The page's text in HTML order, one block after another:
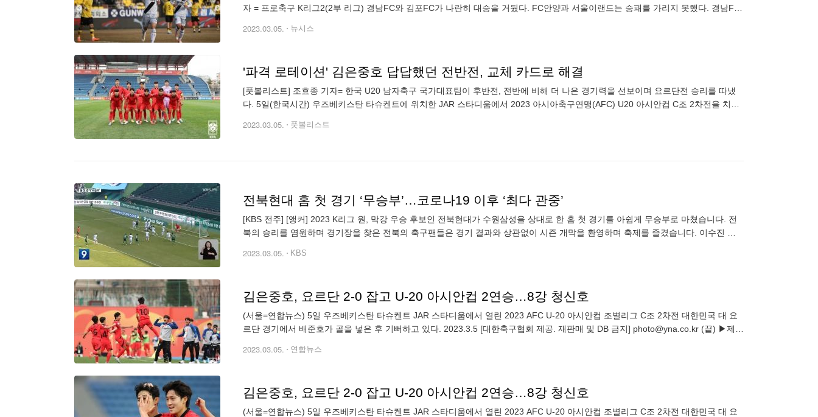
자 = 프로축구 K리그2(2부 리그) 경남FC와 김포FC가 나란히 대승을 거뒀다. FC안양과 서울이랜드는 승패를 가리지 못했다. 경남FC
2023.03.05. 뉴시스
'파격 로테이션' 김은중호 답답했던 전반전, 교체 카드로 해결
[풋볼리스트] 조효종 기자= 한국 U20 남자축구 국가대표팀이 후반전, 전반에 비해 더 나은 경기력을 선보이며 요르단전 승리를 따냈
다. 5일(한국시간) 우즈베키스탄 타슈켄트에 위치한 JAR 스타디움에서 2023 아시아축구연맹(AFC) U20 아시안컵 C조 2차전을 치른
2023.03.05. 풋볼리스트
전북현대 홈 첫 경기 ‘무승부’…코로나19 이후 ‘최다 관중’
[KBS 전주] [앵커] 2023 K리그 원, 막강 우승 후보인 전북현대가 수원삼성을 상대로 한 홈 첫 경기를 아쉽게 무승부로 마쳤습니다. 전
북의 승리를 염원하며 경기장을 찾은 전북의 축구팬들은 경기 결과와 상관없이 시즌 개막을 환영하며 축제를 즐겼습니다. 이수진 기
2023.03.05. KBS
김은중호, 요르단 2-0 잡고 U-20 아시안컵 2연승…8강 청신호
(서울=연합뉴스) 5일 우즈베키스탄 타슈켄트 JAR 스타디움에서 열린 2023 AFC U-20 아시안컵 조별리그 C조 2차전 대한민국 대 요
르단 경기에서 배준호가 골을 넣은 후 기뻐하고 있다. 2023.3.5 [대한축구협회 제공. 재판매 및 DB 금지] photo@yna.co.kr (끝) ▶제보
2023.03.05. 연합뉴스
김은중호, 요르단 2-0 잡고 U-20 아시안컵 2연승…8강 청신호
(서울=연합뉴스) 5일 우즈베키스탄 타슈켄트 JAR 스타디움에서 열린 2023 AFC U-20 아시안컵 조별리그 C조 2차전 대한민국 대 요